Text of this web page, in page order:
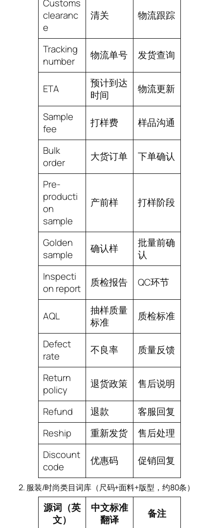
Customs
clearanc
e
清关 物流跟踪
Tracking
number
物流单号 发货查询
ETA
预计到达
时间
物流更新
Sample
fee
打样费 样品沟通
Bulk
order
大货订单 下单确认
Pre-
producti
on
sample
产前样 打样阶段
Golden
sample
确认样
批量前确
认
Inspecti
on report
质检报告 QC环节
AQL
抽样质量
标准
质检标准
Defect
rate
不良率 质量反馈
Return
policy
退货政策 售后说明
Refund 退款
客服回复
Reship
重新发货
售后处理
Discount
code
优惠码 促销回复
2. 服装/时尚类目词库（尺码+面料+版型，约80条）
源词（英
文）
中文标准
翻译
备注